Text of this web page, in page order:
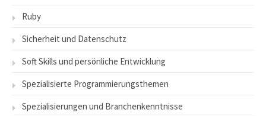
Ruby
Sicherheit und Datenschutz
Soft Skills und persönliche Entwicklung
Spezialisierte Programmierungsthemen
Spezialisierungen und Branchenkenntnisse